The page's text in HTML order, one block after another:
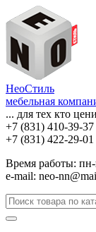
НеоСтиль
мебельная
... для тех кто
+7 (831) 410-39-37
+7 (831) 422-29-01
Время работы:
e-mail: neo-